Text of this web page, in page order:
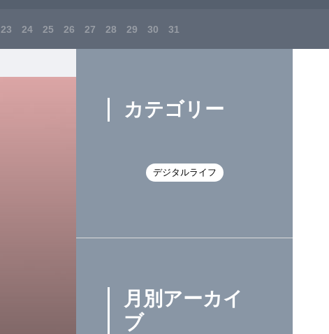
23 24 25 26 27 28 29 30 31
カテゴリー
デジタルライフ
月別アーカイ
ブ